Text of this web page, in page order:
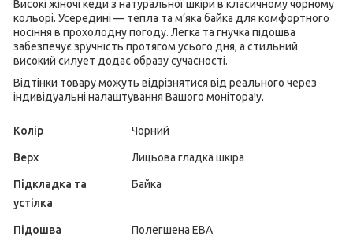
Високі жіночі кеди з натуральної шкіри в класичному чорному
кольорі. Усередині — тепла та м’яка байка для комфортного
носіння в прохолодну погоду. Легка та гнучка підошва
забезпечує зручність протягом усього дня, а стильний
високий силует додає образу сучасності.
Відтінки товару можуть відрізнятися від реального через
індивідуальні налаштування Вашого монітора!у.
Колір Чорний
Верх Лицьова гладка шкіра
Підкладка та
устілка
Байка
Підошва Полегшена ЕВА